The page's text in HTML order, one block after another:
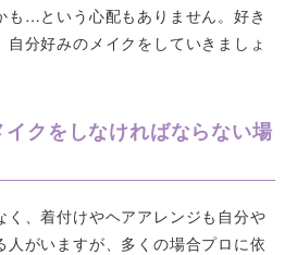
も…という心配もありません。好き
分好みのメイクをしていきましょ
クをしなければならない場
く、着付けやヘアアレンジも自分や
人がいますが、多くの場合プロに依